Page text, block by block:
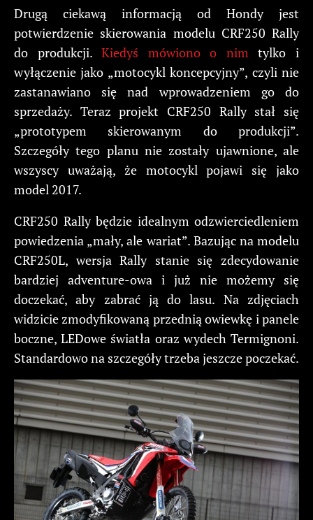
Drugą ciekawą informacją od Hondy jest
potwierdzenie skierowania modelu CRF250 Rally
do produkcji.Kiedyś mówiono o nim tylko i
wyłączenie jako „motocykl koncepcyjny”, czyli nie
zastanawiano się nad wprowadzeniem go do
sprzedaży. Teraz projekt CRF250 Rally stał się
„prototypem skierowanym do produkcji”.
Szczegóły tego planu nie zostały ujawnione, ale
wszyscy uważają, że motocykl pojawi się jako
model 2017.
CRF250 Rally będzie idealnym odzwierciedleniem
powiedzenia „mały, ale wariat”. Bazując na modelu
CRF250L, wersja Rally stanie się zdecydowanie
bardziej adventure-owa i już nie możemy się
doczekać, aby zabrać ją do lasu. Na zdjęciach
widzicie zmodyfikowaną przednią owiewkę i panele
boczne, LEDowe światła oraz wydech Termignoni.
Standardowo na szczegóły trzeba jeszcze poczekać.